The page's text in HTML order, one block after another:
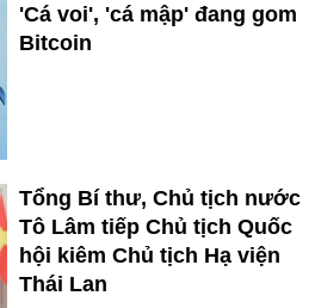
'Cá voi', 'cá mập' đang gom
Bitcoin
Tổng Bí thư, Chủ tịch nước
Tô Lâm tiếp Chủ tịch Quốc
hội kiêm Chủ tịch Hạ viện
Thái Lan